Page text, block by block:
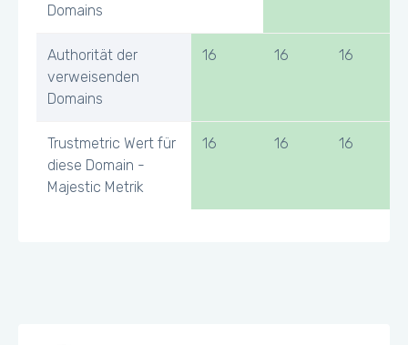
Domains
Authorität der
verweisenden
Domains
16 16 16
Trustmetric Wert für
diese Domain -
Majestic Metrik
16 16 16